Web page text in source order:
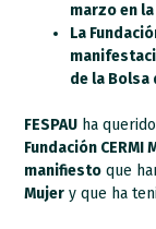
marzo en
La
de la Bolsa
FESPAU ha
Fundación CERMI
manifiesto que
Mujer y que ha